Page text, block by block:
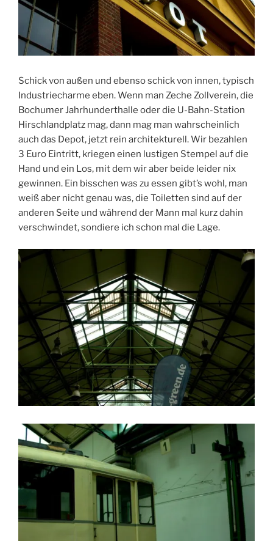
Schick von außen und ebenso schick von innen, typisch
Industriecharme eben. Wenn man Zeche Zollverein, die
Bochumer Jahrhunderthalle oder die U-Bahn-Station
Hirschlandplatz mag, dann mag man wahrscheinlich
auch das Depot, jetzt rein architekturell. Wir bezahlen
3 Euro Eintritt, kriegen einen lustigen Stempel auf die
Hand und ein Los, mit dem wir aber beide leider nix
gewinnen. Ein bisschen was zu essen gibt’s wohl, man
weiß aber nicht genau was, die Toiletten sind auf der
anderen Seite und während der Mann mal kurz dahin
verschwindet, sondiere ich schon mal die Lage.